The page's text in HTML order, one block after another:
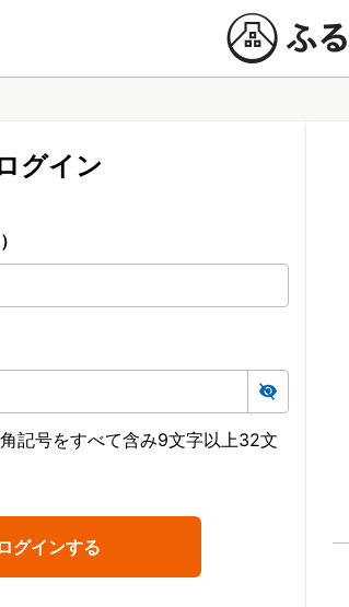
グイン
記号をすべて含み9文字以上32文